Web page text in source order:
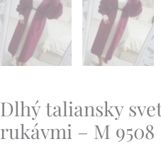
Dlhý taliansky
rukávmi – M 9508